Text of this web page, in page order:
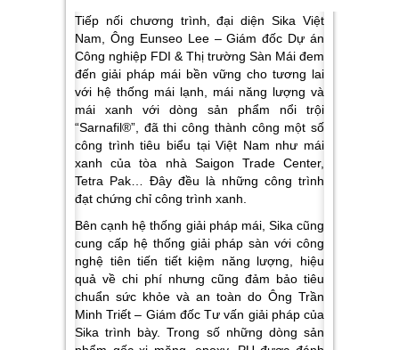
Tiếp nối chương trình, đại diện Sika Việt
Nam, Ông Eunseo Lee – Giám đốc Dự án
Công nghiệp FDI & Thị trường Sàn Mái đem
đến giải pháp mái bền vững cho tương lai
với hệ thống mái lạnh, mái năng lượng và
mái xanh với dòng sản phẩm nổi trội
“Sarnafil®”, đã thi công thành công một số
công trình tiêu biểu tại Việt Nam như mái
xanh của tòa nhà Saigon Trade Center,
Tetra Pak… Đây đều là những công trình
đạt chứng chỉ công trình xanh.
Bên cạnh hệ thống giải pháp mái, Sika cũng
cung cấp hệ thống giải pháp sàn với công
nghệ tiên tiến tiết kiệm năng lượng, hiệu
quả về chi phí nhưng cũng đảm bảo tiêu
chuẩn sức khỏe và an toàn do Ông Trần
Minh Triết – Giám đốc Tư vấn giải pháp của
Sika trình bày. Trong số những dòng sản